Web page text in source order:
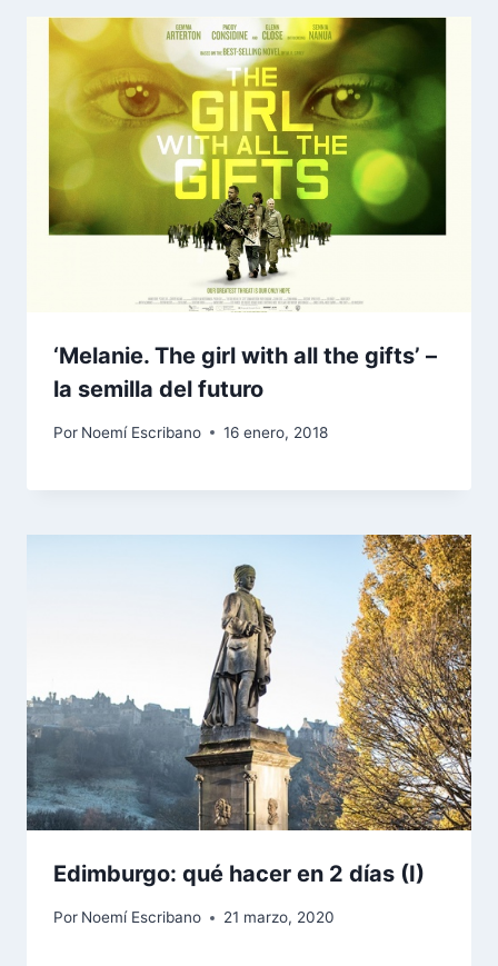
‘Melanie. The girl with all the gifts’ –
la semilla del futuro
Por Noemí Escribano 16 enero, 2018
Edimburgo: qué hacer en 2 días (I)
Por Noemí Escribano 21 marzo, 2020